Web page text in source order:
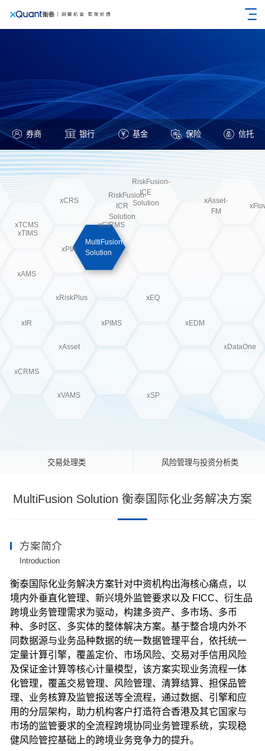
券商 银行 基金 保险 信托
交易处理类 风险管理与投资分析类
xTIMS
xAsset-
FM
xAsset
RiskFusion-
ICE
Solution
RiskFusion-
ICR
Solution
MultiFusion
Solution
xSP
xPIA
xCIRMS
xCRS
xCRMS
xRiskPlus
xVAMS
xPIMS
xIR
xAMS
xTCMS
xEQ
xEDM
xDataOne
MultiFusion Solution 衡泰国际化业务解决方案
方案简介
Introduction
衡泰国际化业务解决方案针对中资机构出海核心痛点，以
境内外垂直化管理、新兴境外监管要求以及 FICC、衍生品
跨境业务管理需求为驱动，构建多资产、多市场、多币
种、多时区、多实体的整体解决方案。基于整合境内外不
同数据源与业务品种数据的统一数据管理平台，依托统一
定量计算引擎，覆盖定价、市场风险、交易对手信用风险
及保证金计算等核心计量模型，该方案实现业务流程一体
化管理，覆盖交易管理、风险管理、清算结算、担保品管
理、业务核算及监管报送等全流程，通过数据、引擎和应
用的分层架构，助力机构客户打造符合香港及其它国家与
市场的监管要求的全流程跨境协同业务管理系统，实现稳
健风险管控基础上的跨境业务竞争力的提升。